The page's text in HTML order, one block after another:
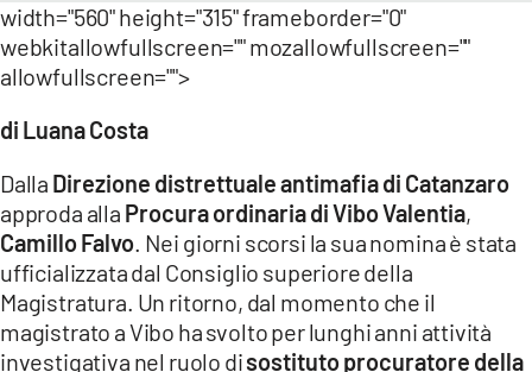
CATANZAROCHANNEL.IT
LACAPITALENEWS.IT
App
ANDROID
APPLE
width="560" height="315" frameborder="0"
webkitallowfullscreen="" mozallowfullscreen=""
allowfullscreen="">
di Luana Costa
Dalla Direzione distrettuale antimafia di Catanzaro
approda alla Procura ordinaria di Vibo Valentia,
Camillo Falvo . Nei giorni scorsi la sua nomina è stata
ufficializzata dal Consiglio superiore della
Magistratura. Un ritorno, dal momento che il
magistrato a Vibo ha svolto per lunghi anni attività
investigativa nel ruolo disostituto procuratore della